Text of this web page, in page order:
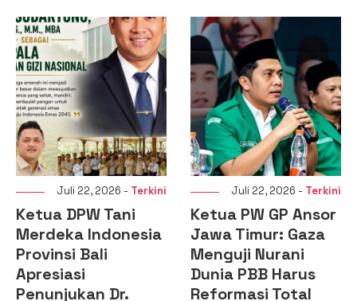
Juli 22, 2026 - Terkini
Ketua DPW Tani
Merdeka Indonesia
Provinsi Bali
Apresiasi
Penunjukan Dr.
Juli 22, 2026 - Terkini
Ketua PW GP Ansor
Jawa Timur: Gaza
Menguji Nurani
Dunia PBB Harus
Reformasi Total